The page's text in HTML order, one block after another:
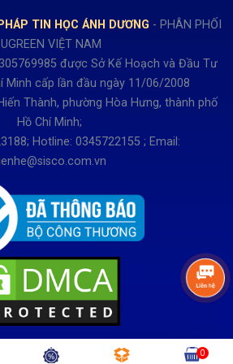
2- Thứ 7
17h30
TIN HỌC ÁNH DƯƠNG - PHÂN PHỐI
UGREEN VIỆT NAM
được Sở Kế Hoạch và Đầu Tư
Minh cấp lần đầu ngày 11/06/2008
Thành, phường Hòa Hưng, thành phố
Hồ Chí Minh;
Hotline: 0345722155 ; Email:
0